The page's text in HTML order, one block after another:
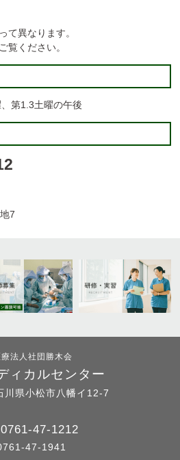
て異なります。
覧ください。
第1.3土曜の午後
7
法人社団勝木会
ィカルセンター
県小松市八幡イ12-7
0761-47-1212
47-1941